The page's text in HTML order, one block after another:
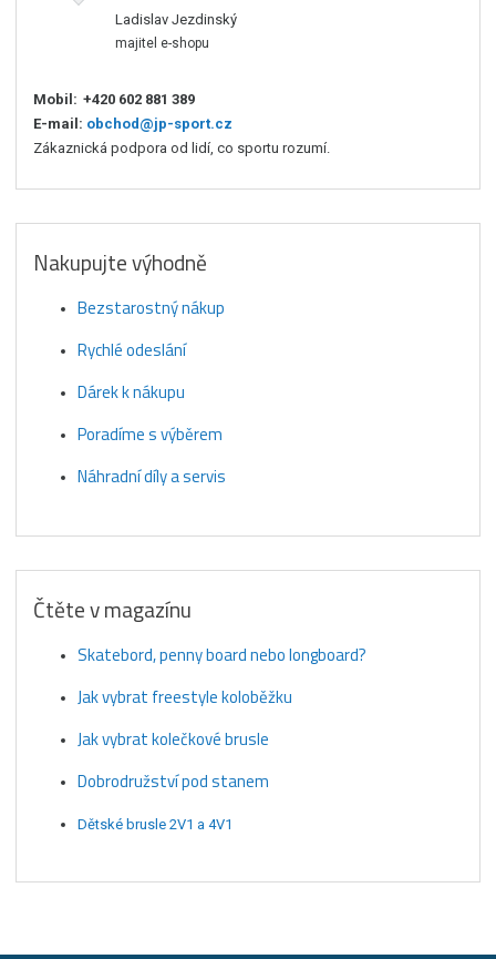
Ladislav Jezdinský
majitel e-shopu
Mobil: +420 602 881 389
E-mail: obchod@jp-sport.cz
Zákaznická podpora od lidí, co sportu rozumí.
Nakupujte výhodně
Bezstarostný nákup
Rychlé odeslání
Dárek k nákupu
Poradíme s výběrem
Náhradní díly a servis
Čtěte v magazínu
Skatebord, penny board nebo longboard?
Jak vybrat freestyle koloběžku
Jak vybrat kolečkové brusle
Dobrodružství pod stanem
Dětské brusle 2V1 a 4V1